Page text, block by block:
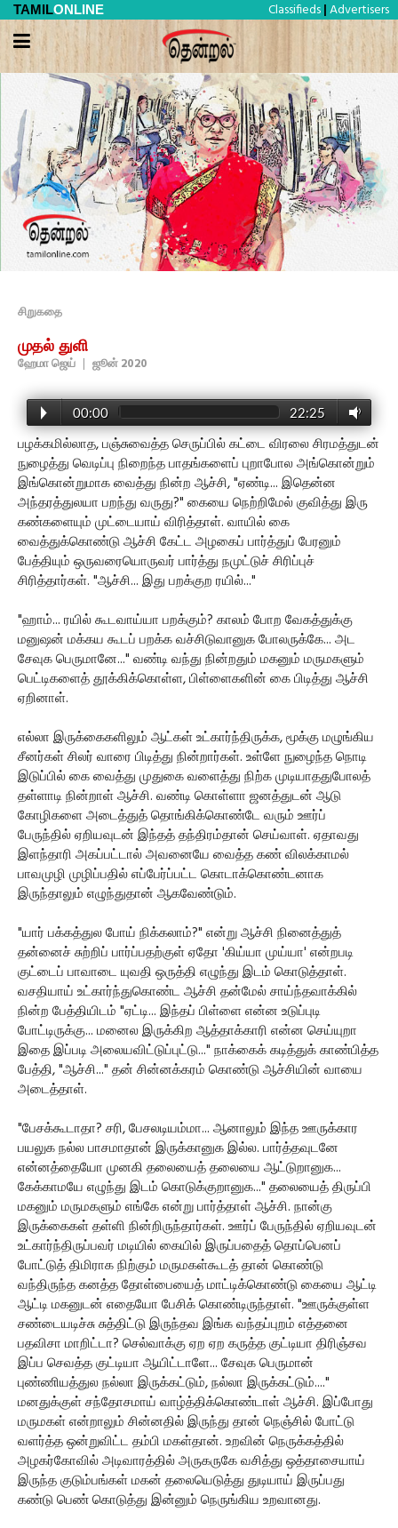
TAMILONLINE Classifieds | Advertisers
சிறுகதை
முதல் துளி
ஹேமா ஜெய் | ஜூன் 2020
00:00 22:25
பழக்கமில்லாத, பஞ்சுவைத்த செருப்பில் கட்டை விரலை சிரமத்துடன்
நுழைத்து வெடிப்பு நிறைந்த பாதங்களைப் புறாபோல அங்கொன்றும்
இங்கொன்றுமாக வைத்து நின்ற ஆச்சி, "ஏண்டி... இதென்ன
அந்தரத்துலயா பறந்து வருது?" கையை நெற்றிமேல் குவித்து இரு
கண்களையும் முட்டையாய் விரித்தாள். வாயில் கை
வைத்துக்கொண்டு ஆச்சி கேட்ட அழகைப் பார்த்துப் பேரனும்
பேத்தியும் ஒருவரையொருவர் பார்த்து நமுட்டுச் சிரிப்புச்
சிரித்தார்கள். "ஆச்சி... இது பறக்குற ரயில்..."
"ஹாம்... ரயில் கூடவாய்யா பறக்கும்? காலம் போற வேகத்துக்கு
மனுஷன் மக்கய கூடப் பறக்க வச்சிடுவானுக போலருக்கே... அட
சேவுக பெருமானே..." வண்டி வந்து நின்றதும் மகனும் மருமகளும்
பெட்டிகளைத் தூக்கிக்கொள்ள, பிள்ளைகளின் கை பிடித்து ஆச்சி
ஏறினாள்.
எல்லா இருக்கைகளிலும் ஆட்கள் உட்கார்ந்திருக்க, மூக்கு மழுங்கிய
சீனர்கள் சிலர் வாரை பிடித்து நின்றார்கள். உள்ளே நுழைந்த நொடி
இடுப்பில் கை வைத்து முதுகை வளைத்து நிற்க முடியாததுபோலத்
தள்ளாடி நின்றாள் ஆச்சி. வண்டி கொள்ளா ஜனத்துடன் ஆடு
கோழிகளை அடைத்துத் தொங்கிக்கொண்டே வரும் ஊர்ப்
பேருந்தில் ஏறியவுடன் இந்தத் தந்திரம்தான் செய்வாள். ஏதாவது
இளந்தாரி அகப்பட்டால் அவனையே வைத்த கண் விலக்காமல்
பாவமுழி முழிப்பதில் எப்பேர்ப்பட்ட கொடாக்கொண்டனாக
இருந்தாலும் எழுந்துதான் ஆகவேண்டும்.
"யார் பக்கத்துல போய் நிக்கலாம்?" என்று ஆச்சி நினைத்துத்
தன்னைச் சுற்றிப் பார்ப்பதற்குள் ஏதோ 'கிய்யா முய்யா' என்றபடி
குட்டைப் பாவாடை யுவதி ஒருத்தி எழுந்து இடம் கொடுத்தாள்.
வசதியாய் உட்கார்ந்துகொண்ட ஆச்சி தன்மேல் சாய்ந்தவாக்கில்
நின்ற பேத்தியிடம் "ஏட்டி... இந்தப் பிள்ளை என்ன உடுப்புடி
போட்டிருக்கு... மனைல இருக்கிற ஆத்தாக்காரி என்ன செய்யுறா
இதை இப்படி அலையவிட்டுப்புட்டு..." நாக்கைக் கடித்துக் காண்பித்த
பேத்தி, "ஆச்சி..." தன் சின்னக்கரம் கொண்டு ஆச்சியின் வாயை
அடைத்தாள்.
"பேசக்கூடாதா? சரி, பேசலடியம்மா... ஆனாலும் இந்த ஊருக்கார
பயலுக நல்ல பாசமாதான் இருக்கானுக இல்ல. பார்த்தவுடனே
என்னத்தையோ முனகி தலையைத் தலையை ஆட்டுறானுக...
கேக்காமயே எழுந்து இடம் கொடுக்குறானுக..." தலையைத் திருப்பி
மகனும் மருமகளும் எங்கே என்று பார்த்தாள் ஆச்சி. நான்கு
இருக்கைகள் தள்ளி நின்றிருந்தார்கள். ஊர்ப் பேருந்தில் ஏறியவுடன்
உட்கார்ந்திருப்பவர் மடியில் கையில் இருப்பதைத் தொப்பெனப்
போட்டுத் திமிராக நிற்கும் மருமகள்கூடத் தான் கொண்டு
வந்திருந்த கனத்த தோள்பையைத் மாட்டிக்கொண்டு கையை ஆட்டி
ஆட்டி மகனுடன் எதையோ பேசிக் கொண்டிருந்தாள். "ஊருக்குள்ள
சண்டையடிச்சு சுத்திட்டு இருந்தவ இங்க வந்தப்புறம் எத்தனை
பதவிசா மாறிட்டா? செல்வாக்கு ஏற ஏற கருத்த குட்டியா திரிஞ்சவ
இப்ப செவத்த குட்டியா ஆயிட்டாளே... சேவுக பெருமான்
புண்ணியத்துல நல்லா இருக்கட்டும், நல்லா இருக்கட்டும்...."
மனதுக்குள் சந்தோசமாய் வாழ்த்திக்கொண்டாள் ஆச்சி. இப்போது
மருமகள் என்றாலும் சின்னதில் இருந்து தான் நெஞ்சில் போட்டு
வளர்த்த ஒன்றுவிட்ட தம்பி மகள்தான். உறவின் நெருக்கத்தில்
அழகர்கோவில் அடிவாரத்தில் அருகருகே வசித்து ஒத்தாசையாய்
இருந்த குடும்பங்கள் மகன் தலையெடுத்து துடியாய் இருப்பது
கண்டு பெண் கொடுத்து இன்னும் நெருங்கிய உறவானது.